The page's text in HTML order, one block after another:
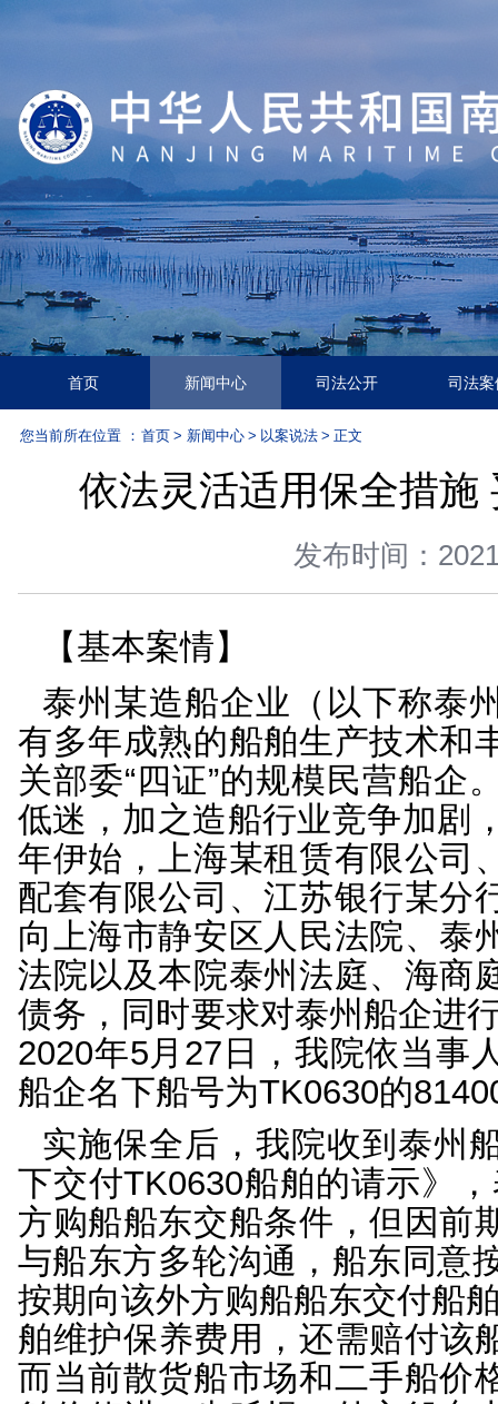
首页 新闻中心 司法公开
新闻中心 > 以案说法 > 正文
依法灵活适用保
发布时
【基本案情】
泰州某造船企业（以
有多年成熟的船舶生产
关部委“四证”的规模民
低迷，加之造船行业竞
年伊始，上海某租赁有
配套有限公司、江苏银
向上海市静安区人民法
法院以及本院泰州法庭
债务，同时要求对泰州
2020年5月27日，我院
船企名下船号为TK0630